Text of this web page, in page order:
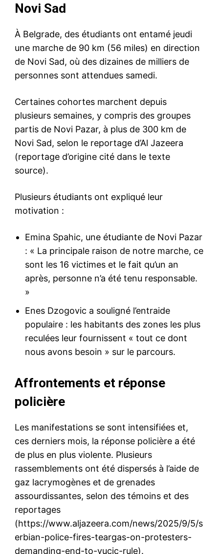
Novi Sad
À Belgrade, des étudiants ont entamé jeudi
une marche de 90 km (56 miles) en direction
de Novi Sad, où des dizaines de milliers de
personnes sont attendues samedi.
Certaines cohortes marchent depuis
plusieurs semaines, y compris des groupes
partis de Novi Pazar, à plus de 300 km de
Novi Sad, selon le reportage d’Al Jazeera
(reportage d’origine cité dans le texte
source).
Plusieurs étudiants ont expliqué leur
motivation :
Emina Spahic, une étudiante de Novi Pazar
: « La principale raison de notre marche, ce
sont les 16 victimes et le fait qu’un an
après, personne n’a été tenu responsable.
»
Enes Dzogovic a souligné l’entraide
populaire : les habitants des zones les plus
reculées leur fournissent « tout ce dont
nous avons besoin » sur le parcours.
Affrontements et réponse
policière
Les manifestations se sont intensifiées et,
ces derniers mois, la réponse policière a été
de plus en plus violente. Plusieurs
rassemblements ont été dispersés à l’aide de
gaz lacrymogènes et de grenades
assourdissantes, selon des témoins et des
reportages
(https://www.aljazeera.com/news/2025/9/5/s
erbian-police-fires-teargas-on-protesters-
demanding-end-to-vucic-rule).